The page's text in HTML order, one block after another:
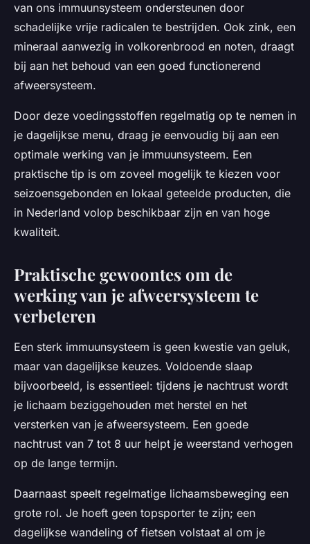
van ons immuunsysteem ondersteunen door
schadelijke vrije radicalen te bestrijden. Ook zink, een
mineraal aanwezig in volkorenbrood en noten, draagt
bij aan het behoud van een goed functionerend
afweersysteem.
Door deze voedingsstoffen regelmatig op te nemen in
je dagelijkse menu, draag je eenvoudig bij aan een
optimale werking van je immuunsysteem. Een
praktische tip is om zoveel mogelijk te kiezen voor
seizoensgebonden en lokaal geteelde producten, die
in Nederland volop beschikbaar zijn en van hoge
kwaliteit.
Praktische gewoontes om de
werking van je afweersysteem te
verbeteren
Een sterk immuunsysteem is geen kwestie van geluk,
maar van dagelijkse keuzes. Voldoende slaap
bijvoorbeeld, is essentieel: tijdens je nachtrust wordt
je lichaam beziggehouden met herstel en het
versterken van je afweersysteem. Een goede
nachtrust van 7 tot 8 uur helpt je weerstand verhogen
op de lange termijn.
Daarnaast speelt regelmatige lichaamsbeweging een
grote rol. Je hoeft geen topsporter te zijn; een
dagelijkse wandeling of fietsen volstaat al om je